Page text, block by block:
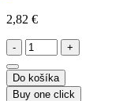
2,82 €
- +
Do košíka
Buy one click